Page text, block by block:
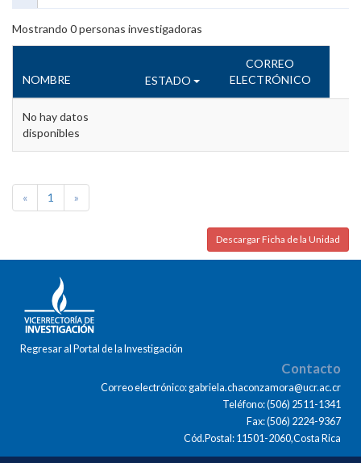
Mostrando 0personas investigadoras
NOMBRE ESTADO
CORREO
ELECTRÓNICO
No hay datos
disponibles
« 1 »
Descargar Ficha de la Unidad
Regresar al Portal de la Investigación
Contacto
Correo electrónico: gabriela.chaconzamora@ucr.ac.cr
Teléfono: (506) 2511-1341
Fax: (506) 2224-9367
Cód.Postal: 11501-2060,Costa Rica